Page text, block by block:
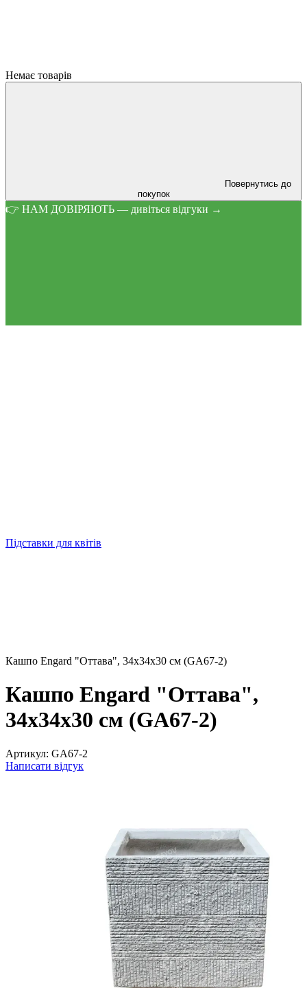
Немає товарів
Повернутись до
покупок
👉 НАМ ДОВІРЯЮТЬ — дивіться відгуки →
Підставки для квітів
Кашпо Engard "Оттава", 34х34х30 см (GA67-2)
Кашпо Engard "Оттава",
34х34х30 см (GA67-2)
Артикул: GA67-2
Написати відгук